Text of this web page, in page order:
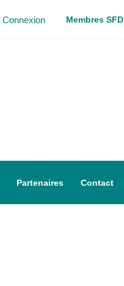
Connexion Membres SFD
Partenaires Contact